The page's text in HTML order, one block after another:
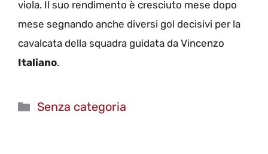
viola. Il suo rendimento è cresciuto mese dopo
mese segnando anche diversi gol decisivi per la
cavalcata della squadra guidata da Vincenzo
Italiano.
Categorie
Senza categoria